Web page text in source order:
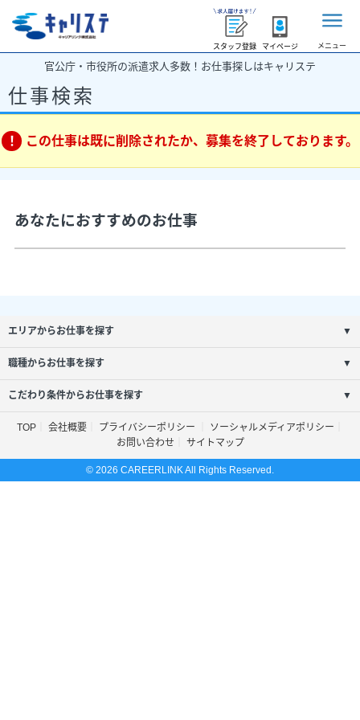
スタッフ登録 マイページ メニュー
官公庁・市役所の派遣求人多数！お仕事探しはキャリステ
仕事検索
この仕事は既に削除されたか、募集を終了しております。
あなたにおすすめのお仕事
エリアからお仕事を探す ▼
職種からお仕事を探す ▼
こだわり条件からお仕事を探す ▼
TOP 会社概要 プライバシーポリシー
ソーシャルメディアポリシー
お問い合わせ
サイトマップ
© 2026 CAREERLINK All Rights Reserved.